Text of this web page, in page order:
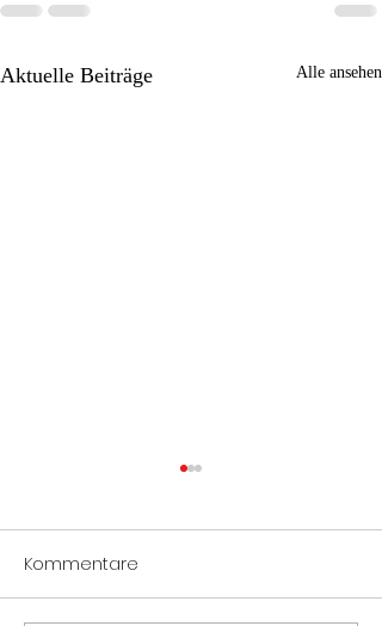
Aktuelle Beiträge Alle ansehen
Kommentare